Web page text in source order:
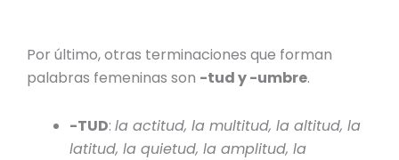
Por último, otras terminaciones que forman
palabras femeninas son -tud y -umbre.
-TUD:la actitud, la multitud, la altitud, la
latitud, la quietud, la amplitud, la